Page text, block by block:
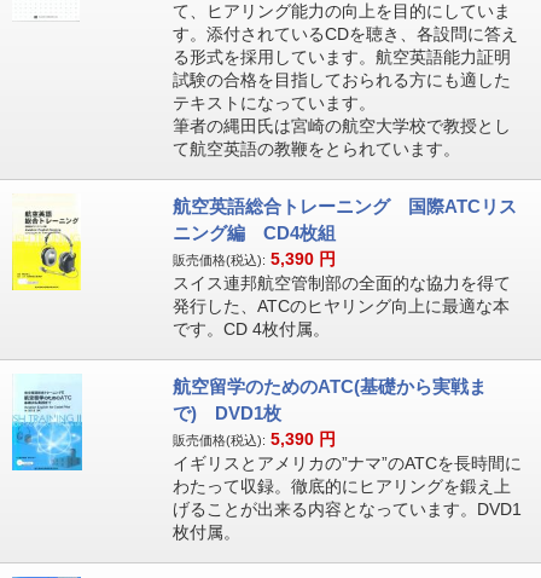
て、ヒアリング能力の向上を目的にしていま
す。添付されているCDを聴き、各設問に答え
る形式を採用しています。航空英語能力証明
試験の合格を目指しておられる方にも適した
テキストになっています。
筆者の縄田氏は宮崎の航空大学校で教授とし
て航空英語の教鞭をとられています。
航空英語総合トレーニング 国際ATCリス
ニング編 CD4枚組
販売価格(税込): 5,390 円
スイス連邦航空管制部の全面的な協力を得て
発行した、ATCのヒヤリング向上に最適な本
です。CD 4枚付属。
航空留学のためのATC(基礎から実戦ま
で) DVD1枚
販売価格(税込): 5,390 円
イギリスとアメリカの”ナマ”のATCを長時間に
わたって収録。徹底的にヒアリングを鍛え上
げることが出来る内容となっています。DVD1
枚付属。